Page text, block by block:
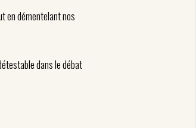
en démentelant nos
dans le débat